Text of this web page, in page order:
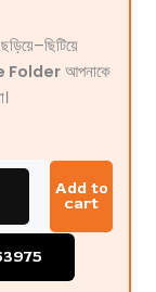
Folderআপনাকে
Add to
cart